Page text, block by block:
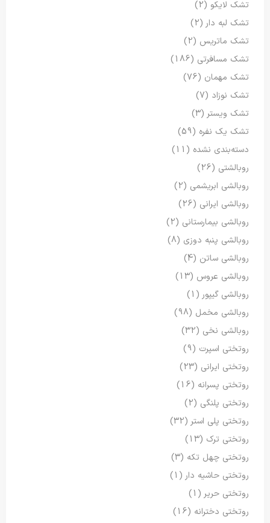
تشک لایکو (2)
تشک لبه دار (2)
تشک ماتریس (2)
تشک مسافرتی (186)
تشک مهمان (76)
تشک نوزاد (7)
تشک ویستر (3)
تشک یک نفره (59)
دسته‌بندی نشده (11)
روبالشتی (26)
روبالشی ابریشمی (2)
روبالشی ایرانی (26)
روبالشی بیمارستانی (2)
روبالشی پنبه دوزی (8)
روبالشی ساتن (4)
روبالشی عروس (13)
روبالشی گیپور (1)
روبالشی مخمل (98)
روبالشی نخی (32)
روتختی اسپرت (9)
روتختی ایرانی (23)
روتختی پسرانه (16)
روتختی پلنگی (2)
روتختی پلی استر (32)
روتختی ترک (13)
روتختی چهل تکه (3)
روتختی حاشیه دار (1)
روتختی حریر (1)
روتختی دخترانه (16)